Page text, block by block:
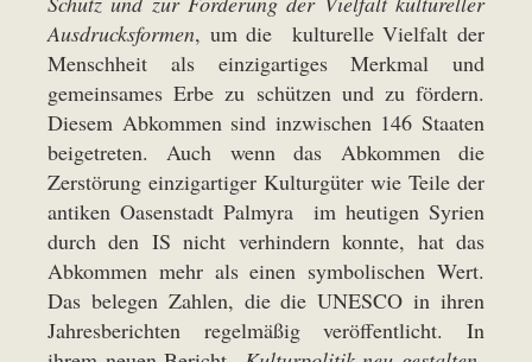
Ausdrucksformen, um die kulturelle Vielfalt der
Menschheit als einzigartiges Merkmal und
gemeinsames Erbe zu schützen und zu fördern.
Diesem Abkommen sind inzwischen 146 Staaten
beigetreten. Auch wenn das Abkommen die
Zerstörung einzigartiger Kulturgüter wie Teile der
antiken Oasenstadt Palmyra im heutigen Syrien
durch den IS nicht verhindern konnte, hat das
Abkommen mehr als einen symbolischen Wert.
Das belegen Zahlen, die die UNESCO in ihren
Jahresberichten regelmäßig veröffentlicht. In